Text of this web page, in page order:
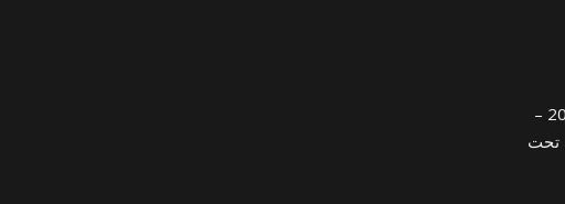
– قدّم البنك العربي مؤخراً رعايته لفعاليات النسخة الثانية من منتدى تواصل 2024 –
تحت